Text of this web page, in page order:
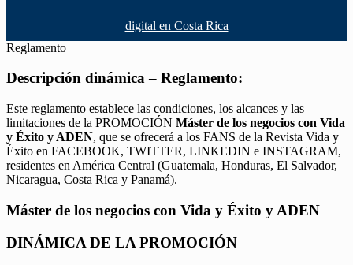
digital en Costa Rica
Reglamento
Descripción dinámica – Reglamento:
Este reglamento establece las condiciones, los alcances y las
limitaciones de la PROMOCIÓN Máster de los negocios con Vida
y Éxito y ADEN, que se ofrecerá a los FANS de la Revista Vida y
Éxito en FACEBOOK, TWITTER, LINKEDIN e INSTAGRAM,
residentes en América Central (Guatemala, Honduras, El Salvador,
Nicaragua, Costa Rica y Panamá).
Máster de los negocios con Vida y Éxito y ADEN
DINÁMICA DE LA PROMOCIÓN